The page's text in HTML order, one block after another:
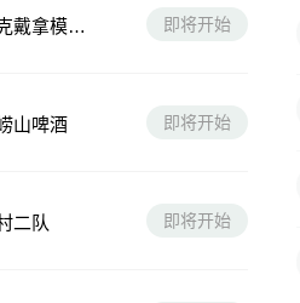
戴拿模女
即将开始
山啤酒 即将开始
二队 即将开始